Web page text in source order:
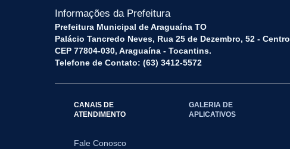
Informações da Prefeitura
Prefeitura Municipal de Araguaína TO
Palácio Tancredo Neves, Rua 25 de Dezembro, 52 - Centro
CEP 77804-030, Araguaína - Tocantins.
Telefone de Contato: (63) 3412-5572
CANAIS DE
ATENDIMENTO
Fale Conosco
GALERIA DE
APLICATIVOS